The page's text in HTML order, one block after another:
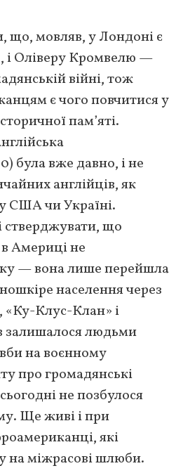
що, мовляв, у Лондоні є
і Оліверу Кромвелю —
війні, тож
є чого повчитися у
пам’яті.
була вже давно, і не
англійців, як
США чи Україні.
стверджувати, що
Америці не
— вона лише перейшла
населення через
Клус-Клан» і
залишалося людьми
на воєнному
про громадянські
не позбулося
Ще живі і при
які
на міжрасові шлюби.